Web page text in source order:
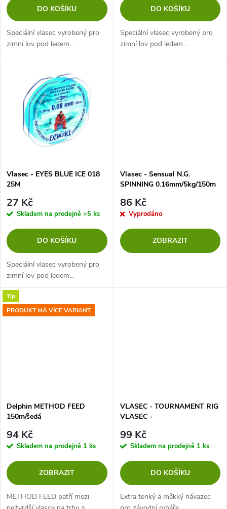
d
u
o
d
u
DO KOŠÍKU
Speciální vlasec vyrobený pro
zimní lov pod ledem...
DO KOŠÍKU
Speciální vlasec vyrobený pro
zimní lov pod ledem...
Vlasec - EYES BLUE ICE 018
25M
27 Kč
Skladem na prodejně >5 ks
DO KOŠÍKU
Speciální vlasec vyrobený pro
zimní lov pod ledem...
Vlasec - Sensual N.G.
SPINNING 0.16mm/5kg/150m
86 Kč
Vyprodáno
ZOBRAZIT
Tip
PRODUKT MÁ VÍCE VARIANT
Delphin METHOD FEED
150m/šedá
94 Kč
Skladem na prodejně 1 ks
ZOBRAZIT
METHOD FEED patří mezi
VLASEC - TOURNAMENT RIG
VLASEC -
99 Kč
Skladem na prodejně 1 ks
DO KOŠÍKU
Extra tenký a měkký návazec